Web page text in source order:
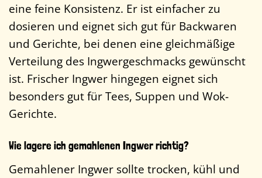
eine feine Konsistenz. Er ist einfacher zu
dosieren und eignet sich gut für Backwaren
und Gerichte, bei denen eine gleichmäßige
Verteilung des Ingwergeschmacks gewünscht
ist. Frischer Ingwer hingegen eignet sich
besonders gut für Tees, Suppen und Wok-
Gerichte.
Wie lagere ich gemahlenen Ingwer richtig?
Gemahlener Ingwer sollte trocken, kühl und